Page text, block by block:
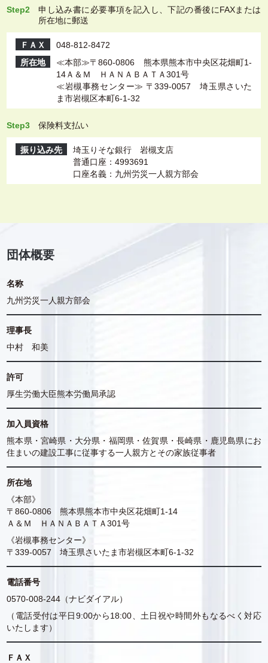
Step2
申し込み書に必要事項を記入し、下記の番後にFAXまたは
所在地に郵送
ＦＡＸ
048-812-8472
所在地
≪本部≫〒860-0806 熊本県熊本市中央区花畑町1-
14Ａ＆Ｍ ＨＡＮＡＢＡＴＡ301号
≪岩槻事務センター≫ 〒339-0057 埼玉県さいた
ま市岩槻区本町6-1-32
Step3 保険料支払い
振り込み先
埼玉りそな銀行 岩槻支店
普通口座：4993691
口座名義：九州労災一人親方部会
団体概要
名称
九州労災一人親方部会
理事長
中村 和美
許可
厚生労働大臣熊本労働局承認
加入員資格
熊本県・宮崎県・大分県・福岡県・佐賀県・長崎県・鹿児島県にお
住まいの建設工事に従事する一人親方とその家族従事者
所在地
《本部》
〒860-0806 熊本県熊本市中央区花畑町1-14
Ａ＆Ｍ ＨＡＮＡＢＡＴＡ301号
《岩槻事務センター》
〒339-0057 埼玉県さいたま市岩槻区本町6-1-32
電話番号
0570-008-244（ナビダイアル）
（電話受付は平日9:00から18:00、土日祝や時間外もなるべく対応
いたします）
ＦＡＸ